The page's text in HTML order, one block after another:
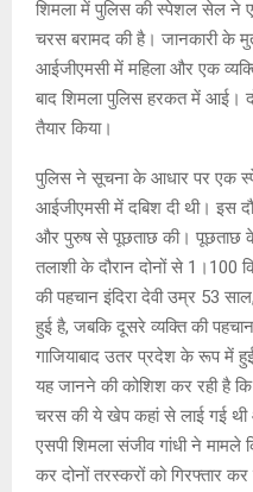
शिमला में पुलिस की स्पेशल सेल ने
चरस बरामद की है। जानकारी के
आईजीएमसी में महिला और एक
बाद शिमला पुलिस हरकत में आई।
तैयार किया।
पुलिस ने सूचना के आधार पर एक
आईजीएमसी में दबिश दी थी। इस
और पुरुष से पूछताछ की। पूछताछ के
तलाशी के दौरान दोनों से 1।100
की पहचान इंदिरा देवी उम्र 53
हुई है, जबकि दूसरे व्यक्ति की
गाजियाबाद उतर प्रदेश के रूप में
यह जानने की कोशिश कर रही है
चरस की ये खेप कहां से लाई गई थी
एसपी शिमला संजीव गांधी ने मामले
कर दोनों तरस्करों को गिरफ्तार